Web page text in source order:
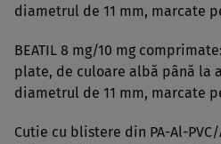
diametrul de 11 mm, marcate
BEATIL 8 mg/10 mg
plate, de culoare albă până la
diametrul de 11 mm, marcate
Cutie cu blistere din PA-Al-